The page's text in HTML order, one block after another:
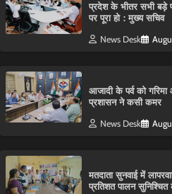
प्रदेश के भीतर सभी बड़े
पर पूरा हो : मुख्य सचिव
News Desk
आजादी के पर्व को
प्रशासन ने कसी कमर
News Desk
मतदाता सुनवाई में
प्रतिशत पालन